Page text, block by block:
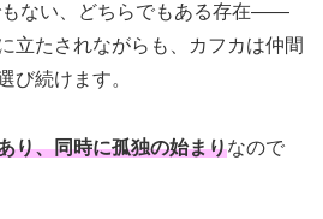
もない、どちらでもある存在——
立たされながらも、カフカは仲間
び続けます。
り、同時に孤独の始まりなので